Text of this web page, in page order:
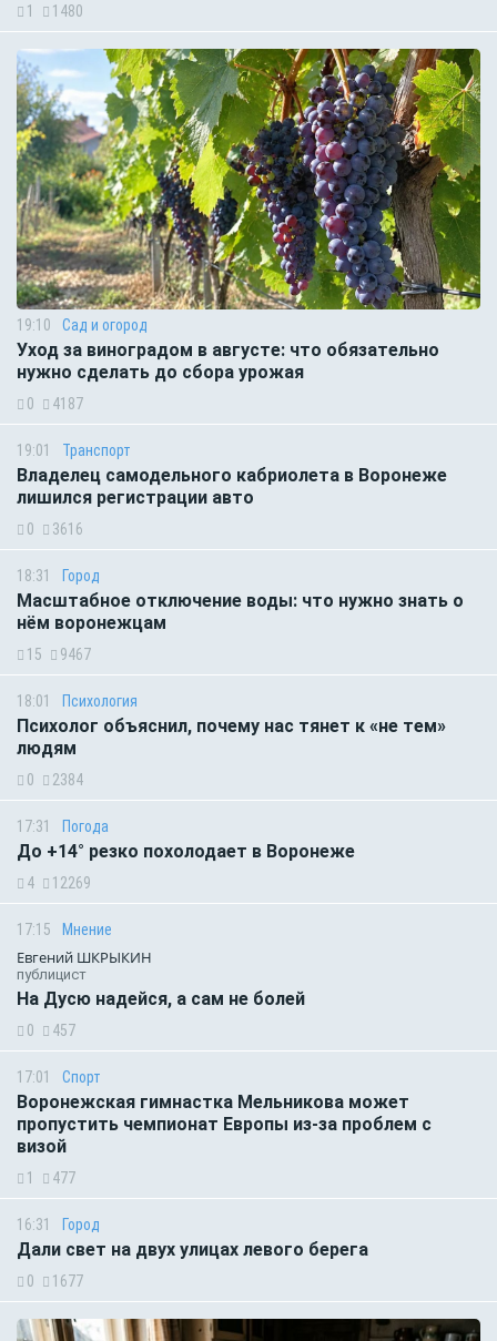
1 1480
19:10 Сад и огород
Уход за виноградом в августе: что обязательно
нужно сделать до сбора урожая
0 4187
19:01 Транспорт
Владелец самодельного кабриолета в Воронеже
лишился регистрации авто
0 3616
18:31 Город
Масштабное отключение воды: что нужно знать о
нём воронежцам
15 9467
18:01 Психология
Психолог объяснил, почему нас тянет к «не тем»
людям
0 2384
17:31 Погода
До +14° резко похолодает в Воронеже
4 12269
17:15 Мнение
Евгений ШКРЫКИН
публицист
На Дусю надейся, а сам не болей
0 457
17:01 Спорт
Воронежская гимнастка Мельникова может
пропустить чемпионат Европы из-за проблем с
визой
1 477
16:31 Город
Дали свет на двух улицах левого берега
0 1677